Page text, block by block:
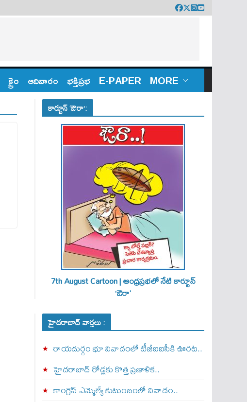
క్రైం ఆదివారం భక్తిప్రభ E-PAPER MORE
కార్టూన్ ‘ఔరా’:
7th August Cartoon | ఆంధ్రప్రభలో నేటి కార్టూన్
‘ఔరా’
హైదరాబాద్ వార్తలు :
రాయదుర్గం భూ వివాదంలో టీజీఐఐసీకి ఊరట..
హైదరాబాద్ రోడ్లకు కొత్త ప్రణాళిక..
కాంగ్రెస్ ఎమ్మెల్యే కుటుంబంలో వివాదం..